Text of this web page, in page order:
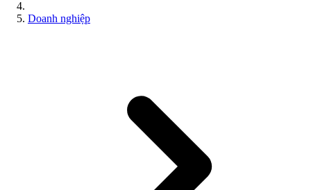
Doanh nghiệp